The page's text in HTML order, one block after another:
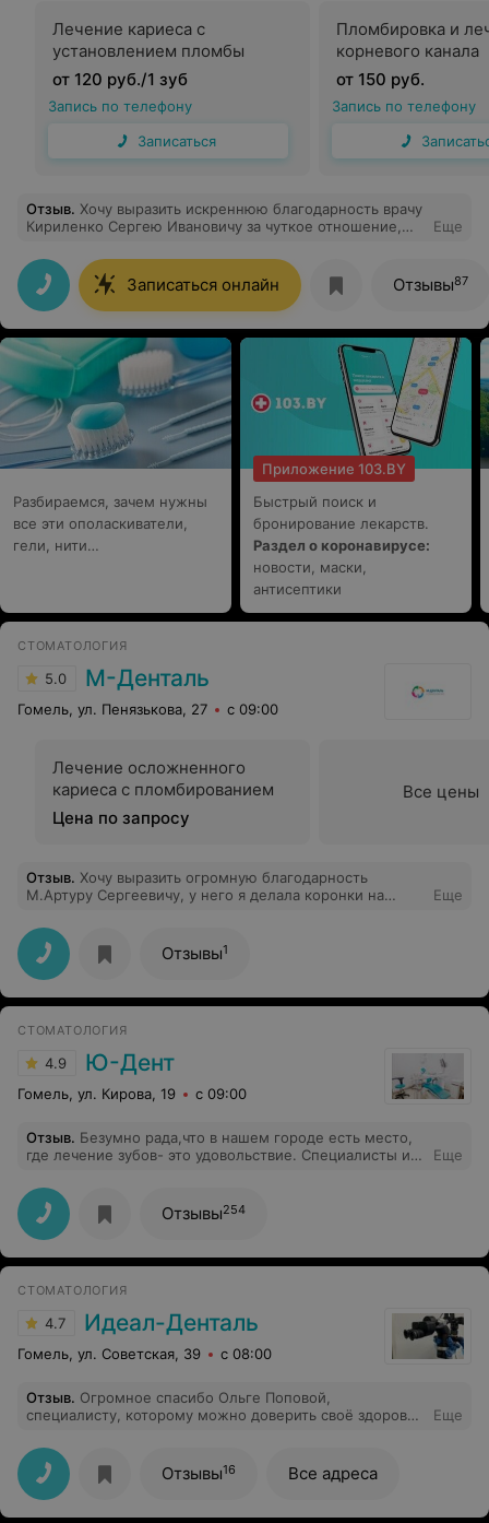
Лечение кариеса с
установлением пломбы
от 120 руб./1 зуб
Запись по телефону
Записаться
Пломбировка и
корневого канала
от 150 руб.
Запись по телефону
Отзыв. Хочу выразить искреннюю благодарность врачу
Кириленко Сергею Ивановичу за чуткое отношение,
эффективным
Еще
Записаться онлайн Отзывы87
Разбираемся, зачем нужны
все эти ополаскиватели,
гели, нити…
Приложение 103.BY
Быстрый поиск и
бронирование лекарств.
Раздел о коронавирусе:
новости, маски,
антисептики
СТОМАТОЛОГИЯ
5.0 М-Денталь
Гомель, ул. Пенязькова, 27 с 09:00
Лечение осложненного
кариеса с пломбированием
Цена по запросу
Все цены
Отзыв. Хочу выразить огромную благодарность
М.Артуру Сергеевичу, у него я делала коронки на
внимательный! Очень довольна новыми зубами!
Еще
Отзывы1
СТОМАТОЛОГИЯ
4.9 Ю-Дент
Гомель, ул. Кирова, 19 с 09:00
Отзыв. Безумно рада,что в нашем городе есть место,
где лечение зубов- это удовольствие. Специалисты и
Владимирович, профессионал своего дела, много лет
обращаюсь только к нему. Рекомендую не
задумываясь! Благодарю,за мою улыбку и вашу
прекрасную работу!!!
Еще
Отзывы254
СТОМАТОЛОГИЯ
4.7 Идеал-Денталь
Гомель, ул. Советская, 39 с 08:00
Отзыв. Огромное спасибо Ольге Поповой,
специалисту, которому можно доверить своё здоровье
Еще
Отзывы16 Все адреса